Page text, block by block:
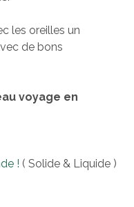
les oreilles un
de bons
voyage en
! ( Solide & Liquide )